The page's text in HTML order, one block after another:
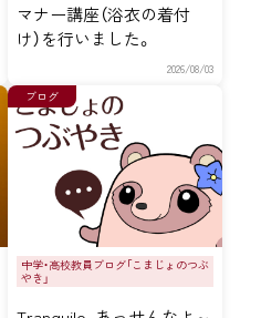
マナー講座（浴衣の着付
け）を行いました。
2026/08/03
ブログ
中学・高校教員ブログ「こまじょのつぶ
やき」